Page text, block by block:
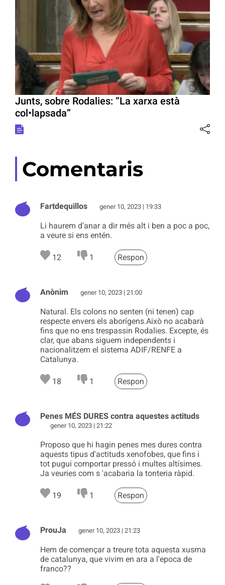
Junts, sobre Rodalies: “La xarxa està
col•lapsada”
Comentaris
Fartdequillos gener 10, 2023 | 19:33
Li haurem d'anar a dir més alt i ben a poc a poc,
a veure si ens entén.
12 1 Respon
Anònim gener 10, 2023 | 21:00
Natural. Els colons no senten (ni tenen) cap
respecte envers els aborígens.Això no acabarà
fins que no ens trespassin Rodalies. Excepte, és
clar, que abans siguem independents i
nacionalitzem el sistema ADIF/RENFE a
Catalunya.
18 1 Respon
Penes MÉS DURES contra aquestes actituds
gener 10, 2023 | 21:22
Proposo que hi hagin penes mes dures contra
aquests tipus d'actituds xenofobes, que fins i
tot pugui comportar pressó i multes altísimes.
Ja veuries com s 'acabaria la tonteria ràpid.
19 1 Respon
ProuJa gener 10, 2023 | 21:23
Hem de començar a treure tota aquesta xusma
de catalunya, que vivim en ara a l'epoca de
franco??